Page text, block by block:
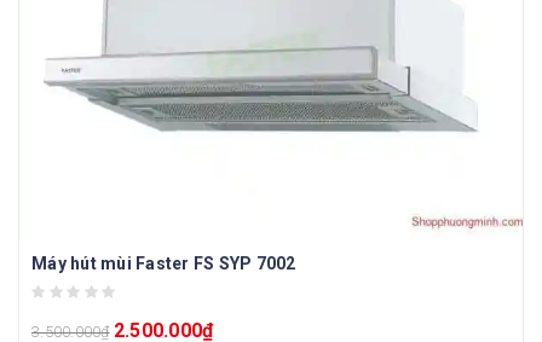
Máy hút mùi Faster FS SYP 7002
3.500.000₫ 2.500.000₫